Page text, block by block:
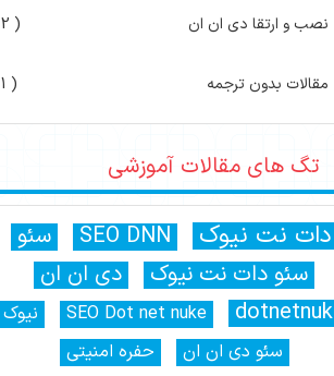
نصب و ارتقا دی ان ان ( 2 )
مقالات بدون ترجمه ( 1 )
تگ های مقالات آموزشی
دات نت نیوک SEO DNN
سئو
سئو دات نت نیوک
دی ان ان
SEO Dot net nuke
نیوک
سئو دی ان ان
حفره امنیتی